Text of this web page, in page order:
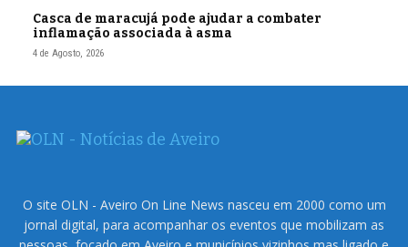
Casca de maracujá pode ajudar a combater
inflamação associada à asma
4 de Agosto, 2026
O site OLN - Aveiro On Line News nasceu em 2000 como um
jornal digital, para acompanhar os eventos que mobilizam as